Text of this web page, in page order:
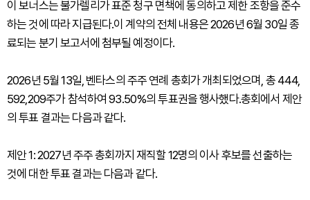
이 보너스는 불가렐리가 표준 청구 면책에 동의하고 제한 조항을 준수
하는 것에 따라 지급된다.이 계약의 전체 내용은 2026년 6월 30일 종
료되는 분기 보고서에 첨부될 예정이다.
2026년 5월 13일, 벤타스의 주주 연례 총회가 개최되었으며, 총 444,
592,209주가 참석하여 93.50%의 투표권을 행사했다.총회에서 제안
의 투표 결과는 다음과 같다.
제안 1: 2027년 주주 총회까지 재직할 12명의 이사 후보를 선출하는
것에 대한 투표 결과는 다음과 같다.